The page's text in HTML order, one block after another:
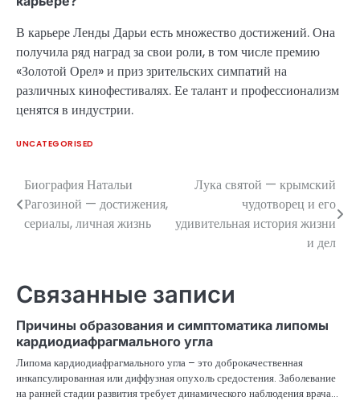
В карьере Ленды Дарьи есть множество достижений. Она
получила ряд наград за свои роли, в том числе премию
«Золотой Орел» и приз зрительских симпатий на
различных кинофестивалях. Ее талант и профессионализм
ценятся в индустрии.
UNCATEGORISED
Навигация
по
Биография Натальи
Рагозиной — достижения,
сериалы, личная жизнь
Лука святой — крымский
чудотворец и его
удивительная история жизни
и дел
Связанные записи
Причины образования и симптоматика липомы
кардиодиафрагмального угла
Липома кардиодиафрагмального угла – это доброкачественная
инкапсулированная или диффузная опухоль средостения. Заболевание
на ранней стадии развития требует динамического наблюдения врача…